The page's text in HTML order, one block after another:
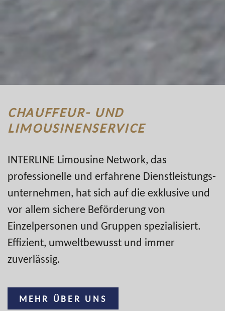
CHAUFFEUR- UND
LIMOUSINENSERVICE
INTERLINE Limousine Network, das
professionelle und erfahrene Dienstleistungs­
unternehmen, hat sich auf die exklusive und
vor allem sichere Beförderung von
Einzelpersonen und Gruppen spezialisiert.
Effizient, umweltbewusst und immer
zuverlässig.
MEHR ÜBER UNS